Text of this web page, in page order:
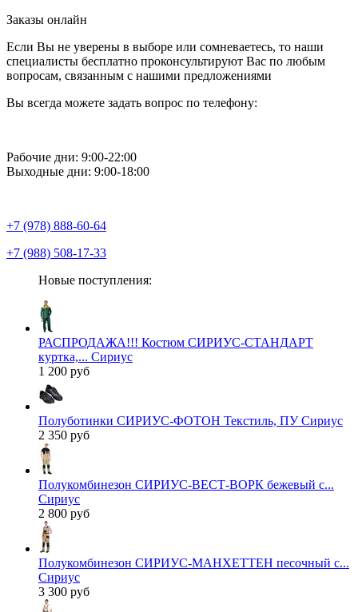
Заказы онлайн
Если Вы не уверены в выборе или сомневаетесь, то наши
специалисты бесплатно проконсультируют Вас по любым
вопросам, связанным с нашими предложениями
Вы всегда можете задать вопрос по телефону:
Рабочие дни: 9:00-22:00
Выходные дни: 9:00-18:00
+7 (978) 888-60-64
+7 (988) 508-17-33
Новые поступления:
РАСПРОДАЖА!!! Костюм СИРИУС-СТАНДАРТ
куртка,... Сириус
1 200 руб
Полуботинки СИРИУС-ФОТОН Текстиль, ПУ Сириус
2 350 руб
Полукомбинезон СИРИУС-ВЕСТ-ВОРК бежевый с...
Сириус
2 800 руб
Полукомбинезон СИРИУС-МАНХЕТТЕН песочный с...
Сириус
3 300 руб